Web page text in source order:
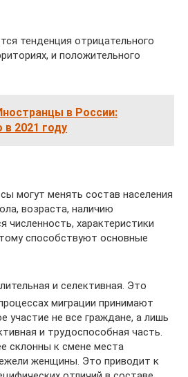
тенденция отрицательного
и положительного
в России:
в 2021 году
могут менять состав населения
возраста, наличию
численность, характеристики
способствуют основные
и селективная. Это
миграции принимают
участие не все граждане, а лишь
и трудоспособная часть.
склонны к смене места
женщины. Это приводит к